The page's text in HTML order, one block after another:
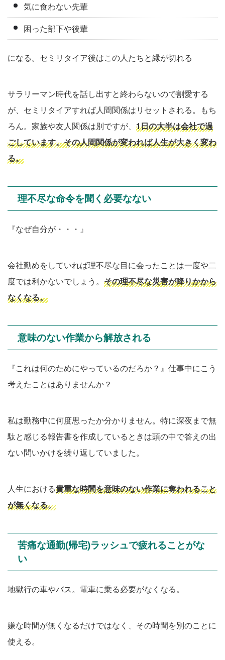
気に食わない先輩
困った部下や後輩
になる。セミリタイア後はこの人たちと縁が切れる
サラリーマン時代を話し出すと終わらないので割愛する
が、セミリタイアすれば人間関係はリセットされる。もち
ろん。家族や友人関係は別ですが、 1日の大半は会社で過
ごしています。その人間関係が変われば人生が大きく変わ
る。
理不尽な命令を聞く必要なない
『なぜ自分が・・・』
会社勤めをしていれば理不尽な目に会ったことは一度や二
度では利かないでしょう。 その理不尽な災害が降りかから
なくなる。
意味のない作業から解放される
『これは何のためにやっているのだろか？』仕事中にこう
考えたことはありませんか？
私は勤務中に何度思ったか分かりません。特に深夜まで無
駄と感じる報告書を作成しているときは頭の中で答えの出
ない問いかけを繰り返していました。
人生における貴重な時間を意味のない作業に奪われること
が無くなる。
苦痛な通勤(帰宅)ラッシュで疲れることがな
い
地獄行の車やバス。電車に乗る必要がなくなる。
嫌な時間が無くなるだけではなく、その時間を別のことに
使える。